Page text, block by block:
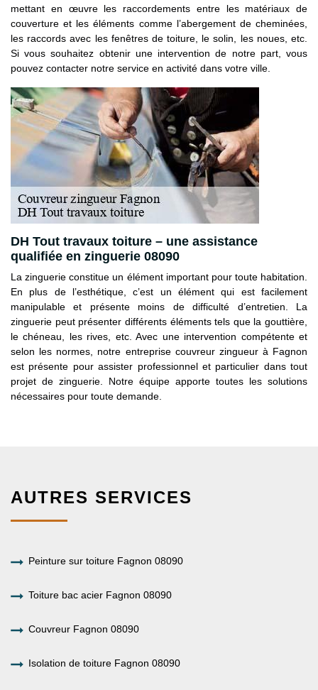
mettant en œuvre les raccordements entre les matériaux de
couverture et les éléments comme l’abergement de cheminées,
les raccords avec les fenêtres de toiture, le solin, les noues, etc.
Si vous souhaitez obtenir une intervention de notre part, vous
pouvez contacter notre service en activité dans votre ville.
DH Tout travaux toiture – une assistance
qualifiée en zinguerie 08090
La zinguerie constitue un élément important pour toute habitation.
En plus de l’esthétique, c’est un élément qui est facilement
manipulable et présente moins de difficulté d’entretien. La
zinguerie peut présenter différents éléments tels que la gouttière,
le chéneau, les rives, etc. Avec une intervention compétente et
selon les normes, notre entreprise couvreur zingueur à Fagnon
est présente pour assister professionnel et particulier dans tout
projet de zinguerie. Notre équipe apporte toutes les solutions
nécessaires pour toute demande.
AUTRES SERVICES
Peinture sur toiture Fagnon 08090
Toiture bac acier Fagnon 08090
Couvreur Fagnon 08090
Isolation de toiture Fagnon 08090